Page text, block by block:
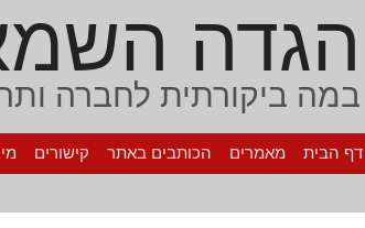
הגדה
במה ביקורתית לחברה
דף הבית מאמרים הכותבים באתר קישורים